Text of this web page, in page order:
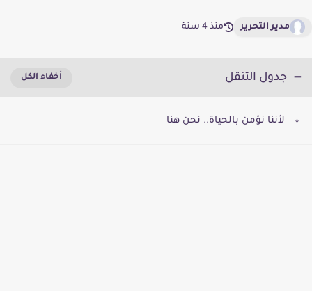
مدير التحرير منذ 4 سنة
جدول التنقل
لأننا نؤمن بالحياة.. نحن هنا